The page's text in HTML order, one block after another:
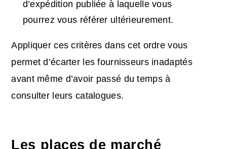
d’expédition publiée à laquelle vous
pourrez vous référer ultérieurement.
Appliquer ces critères dans cet ordre vous
permet d’écarter les fournisseurs inadaptés
avant même d’avoir passé du temps à
consulter leurs catalogues.
Les places de marché